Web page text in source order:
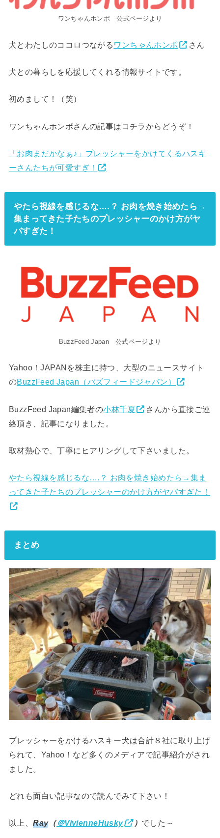
ワンちゃんホンポ 公式ページより
犬とわたしのココロつながる ワンちゃんホンポ さん
犬との暮らしを応援してくれる情報サイトです。
初めまして！（笑）
ワンちゃんホンポさんの記事はコチラからどうぞ！
「お肉まだかなぁ♪」プレッシャーをかけてくるハスキ
ーさんたちが可愛すぎ！
やたら視線を感じるな….？ お肉を焼き始めたら→
集まってきた子たちのプレッシャーのかけ方がヤ
バすぎた！
BuzzFeed Japan 公式ページより
Yahoo！JAPANを株主に持つ、大型のニュースサイト
のBuzzFeed Japan（バズフィードジャパン）
BuzzFeed Japan編集者の小林千夏
さんから直接ご連
絡頂き、記事になりました。
取材熱心で、丁寧にヒアリングして下さいました。
やたら視線を感じるな….？ お肉を焼き始めたら→集ま
ってきた子たちのプレッシャーのかけ方がヤバすぎた！
まとめ
プレッシャーをかけるハスキー犬は合計８社に取り上げ
られて、Yahoo！など多くのメディアで記事紹介がされ
ました。
どれも面白い記事なので読んでみて下さい！
以上、Ray（＠VivienneHusky ） でした～